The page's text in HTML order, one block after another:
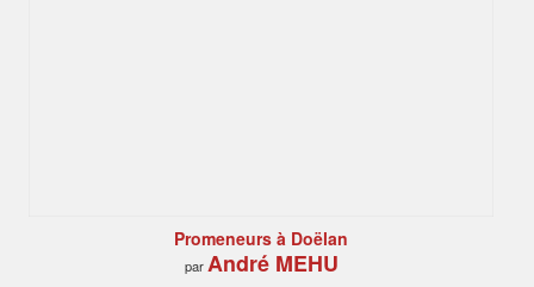
Promeneurs à Doëlan
parAndré MEHU